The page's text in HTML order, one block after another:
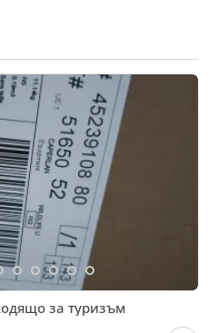
за туризъм